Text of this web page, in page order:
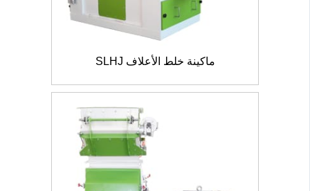
ماكينة خلط الأعلاف SLHJ